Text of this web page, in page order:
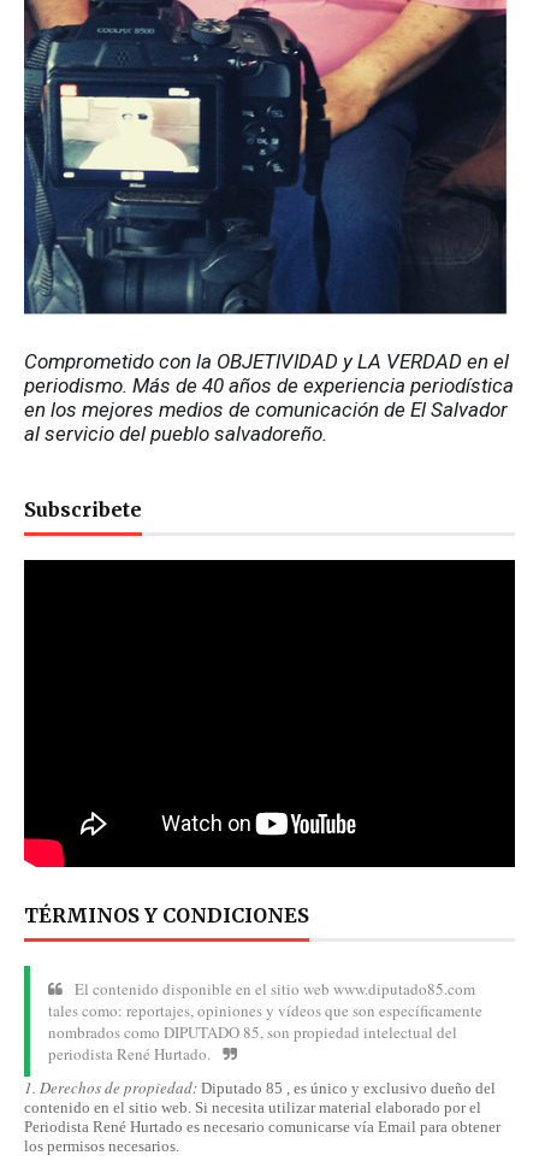
Comprometido con la OBJETIVIDAD y LA VERDAD en el
periodismo. Más de 40 años de experiencia periodística
en los mejores medios de comunicación de El Salvador
al servicio del pueblo salvadoreño.
Subscribete
TÉRMINOS Y CONDICIONES
El contenido disponible en el sitio web www.diputado85.com
tales como: reportajes, opiniones y vídeos que son específicamente
nombrados como DIPUTADO 85, son propiedad intelectual del
periodista René Hurtado.
1. Derechos de propiedad: Diputado 85 , es único y exclusivo dueño del
contenido en el sitio web. Si necesita utilizar material elaborado por el
Periodista René Hurtado es necesario comunicarse vía Email para obtener
los permisos necesarios.